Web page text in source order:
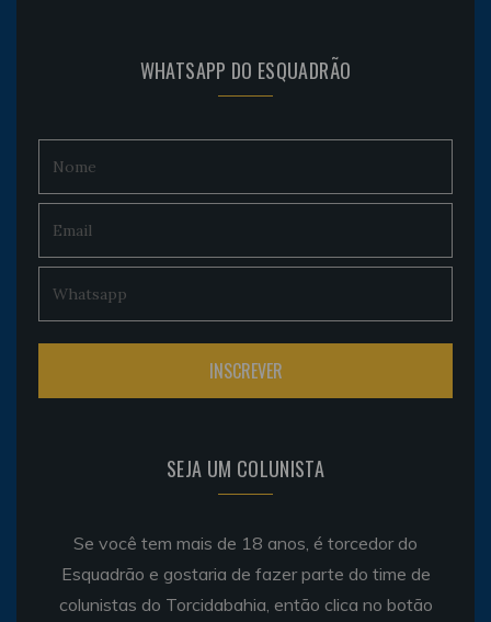
WHATSAPP DO ESQUADRÃO
SEJA UM COLUNISTA
Se você tem mais de 18 anos, é torcedor do
Esquadrão e gostaria de fazer parte do time de
colunistas do Torcidabahia, então clica no botão